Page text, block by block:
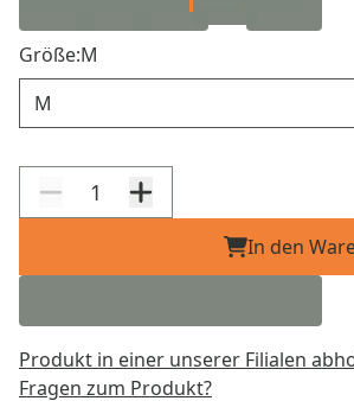
Größe:M
In den
Produkt in einer unserer Filialen
Fragen zum Produkt?